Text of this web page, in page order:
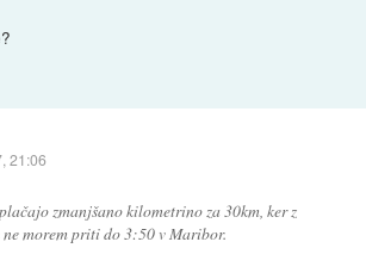
21:06
zmanjšano kilometrino za 30km, ker z
morem priti do 3:50 v Maribor.